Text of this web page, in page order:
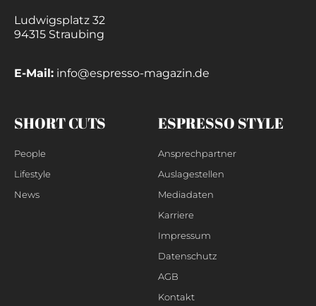
Ludwigsplatz 32
94315 Straubing
E-Mail: info@espresso-magazin.de
SHORT CUTS
People
Lifestyle
News
ESPRESSO STYLE
Ansprechpartner
Auslagestellen
Mediadaten
Karriere
Impressum
Datenschutz
AGB
Kontakt